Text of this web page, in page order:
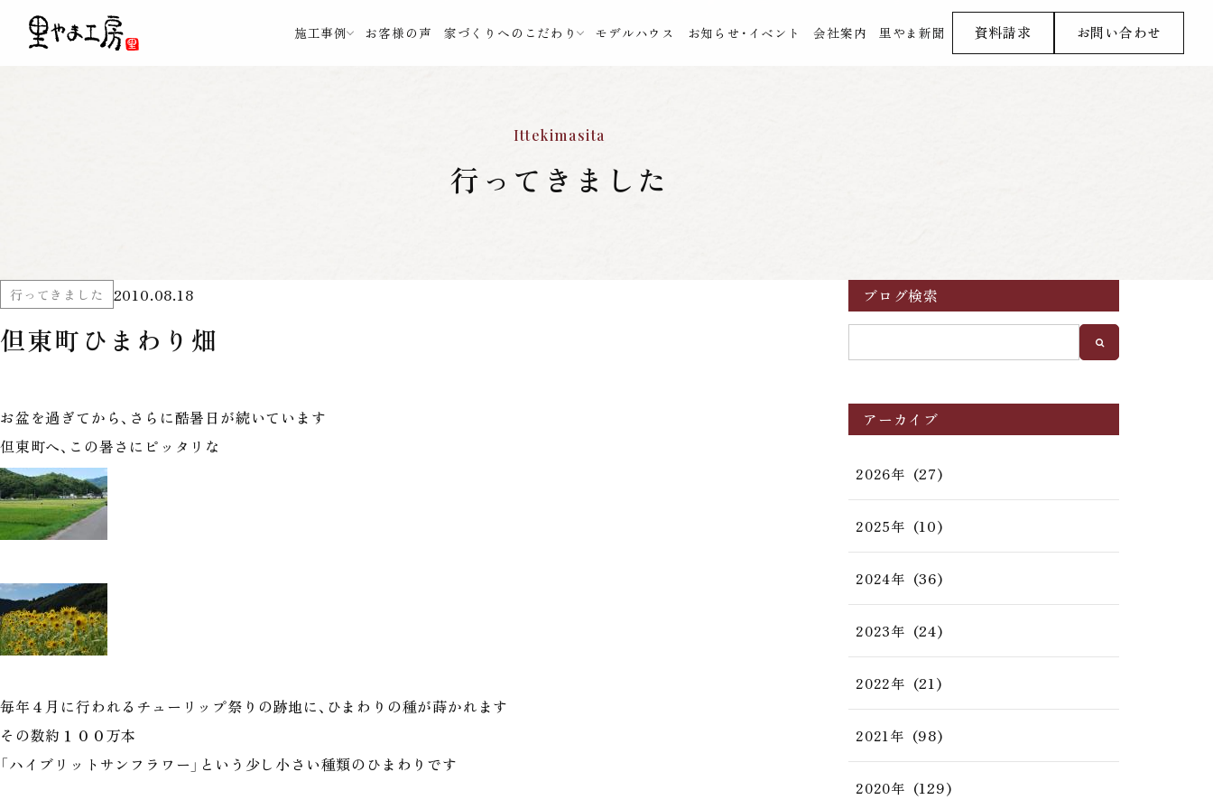
施工事例 お客様の声 家づくりへのこだわり モデルハウス お知らせ・イベント 会社案内 里やま新聞 資料請求 お問い合わせ
Ittekimasita
行ってきました
行ってきました 2010.08.18
但東町ひまわり畑
お盆を過ぎてから、さらに酷暑日が続いています
但東町へ、この暑さにピッタリな
毎年４月に行われるチューリップ祭りの跡地に、ひまわりの種が蒔かれます
その数約１００万本
「ハイブリットサンフラワー」という少し小さい種類のひまわりです
ブログ検索
アーカイブ
2026年 (27)
2025年 (10)
2024年 (36)
2023年 (24)
2022年 (21)
2021年 (98)
2020年 (129)